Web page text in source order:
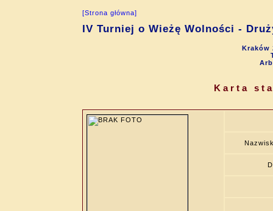
[Strona główna]
IV Turniej o Wieżę Wolności -
Kraków
Karta